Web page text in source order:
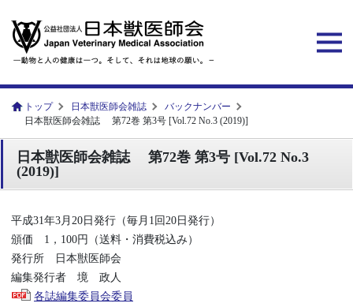
トップ 日本獣医師会雑誌
バックナンバー
日本獣医師会雑誌 第72巻 第3号 [Vol.72 No.3 (2019)]
日本獣医師会雑誌 第72巻 第3号 [Vol.72 No.3
(2019)]
平成31年3月20日発行（毎月1回20日発行）
頒価 1，100円（送料・消費税込み）
発行所 日本獣医師会
編集発行者 境 政人
各誌編集委員会委員